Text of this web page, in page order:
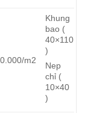
m2
Khung
bao (
40×110
)
Nep
chỉ (
10×40
)